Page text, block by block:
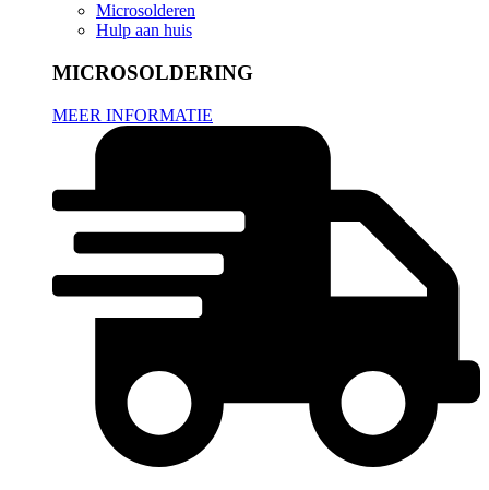
Microsolderen
Hulp aan huis
MICROSOLDERING
MEER INFORMATIE